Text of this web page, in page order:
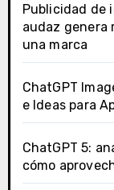
Publicidad de
audaz genera
una marca
ChatGPT
e Ideas para
ChatGPT 5:
cómo